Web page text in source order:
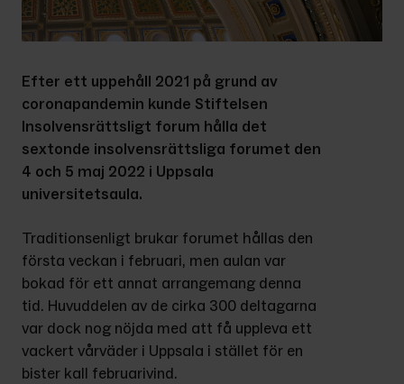
Efter ett uppehåll 2021 på grund av
coronapandemin kunde Stiftelsen
Insolvensrättsligt forum hålla det
sextonde insolvensrättsliga forumet den
4 och 5 maj 2022 i Uppsala
universitetsaula.
Traditionsenligt brukar forumet hållas den
första veckan i februari, men aulan var
bokad för ett annat arrangemang denna
tid. Huvuddelen av de cirka 300 deltagarna
var dock nog nöjda med att få uppleva ett
vackert vårväder i Uppsala i stället för en
bister kall februarivind.